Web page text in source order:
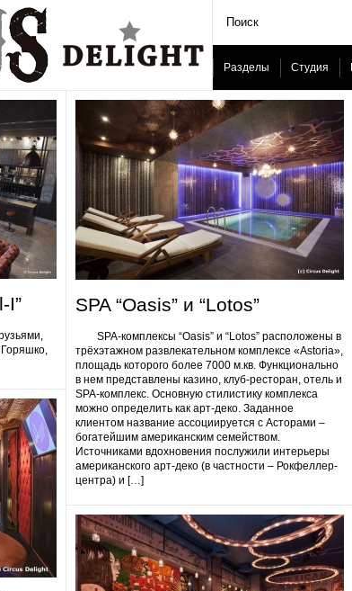
Разделы Студия
I” SPA “Oasis” и “Lotos”
SPA-комплексы “Oasis” и “Lotos” расположены в
трёхэтажном развлекательном комплексе «Astoria»,
площадь которого более 7000 м.кв. Функционально
в нем представлены казино, клуб-ресторан, отель и
SPA-комплекс. Основную стилистику комплекса
можно определить как арт-деко. Заданное
клиентом название ассоциируется с Асторами –
богатейшим американским семейством.
Источниками вдохновения послужили интерьеры
американского арт-деко (в частности – Рокфеллер-
центра) и […]